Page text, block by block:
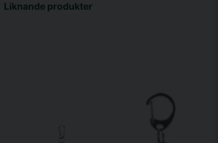
email
Liknande produkter